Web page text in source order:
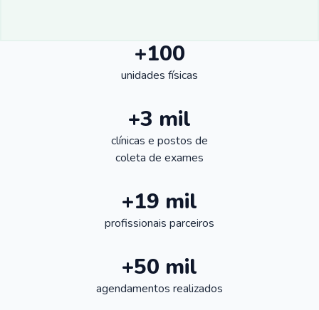
+100
unidades físicas
+3 mil
clínicas e postos de
coleta de exames
+19 mil
profissionais parceiros
+50 mil
agendamentos realizados